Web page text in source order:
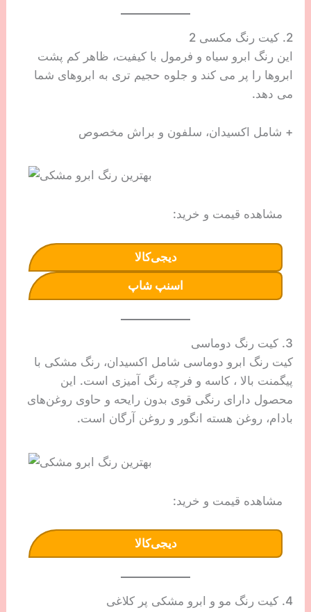
2. کیت رنگ مکسی 2
این رنگ ابرو سیاه و فرمول با کیفیت، ظاهر کم پشت
ابروها را پر می کند و جلوه حجیم تری به ابروهای شما
می دهد.
+ شامل اکسیدان، سلفون و براش مخصوص
مشاهده قیمت و خرید:
دیجی‌کالا
اسنپ شاپ
3. کیت رنگ دوماسی
کیت رنگ ابرو دوماسی شامل اکسیدان، رنگ مشکی با
پیگمنت بالا ، کاسه و فرچه رنگ آمیزی است. این
محصول دارای رنگی قوی بدون رایحه و حاوی روغن‌های
بادام، روغن هسته انگور و روغن آرگان است.
مشاهده قیمت و خرید:
دیجی‌کالا
4. کیت رنگ مو و ابرو مشکی پر کلاغی